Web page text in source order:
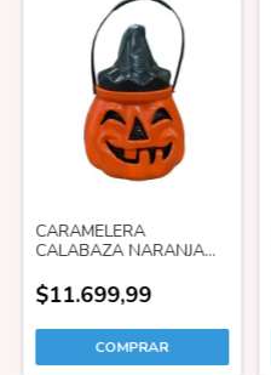
CARAMELERA
CALABAZA NARANJA
$11.699,99